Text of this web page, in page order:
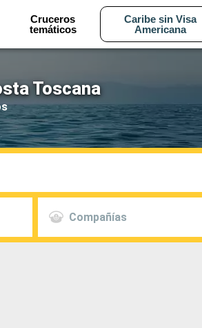
Cruceros
temáticos
Caribe sin Visa
Americana
Toscana
Compañías